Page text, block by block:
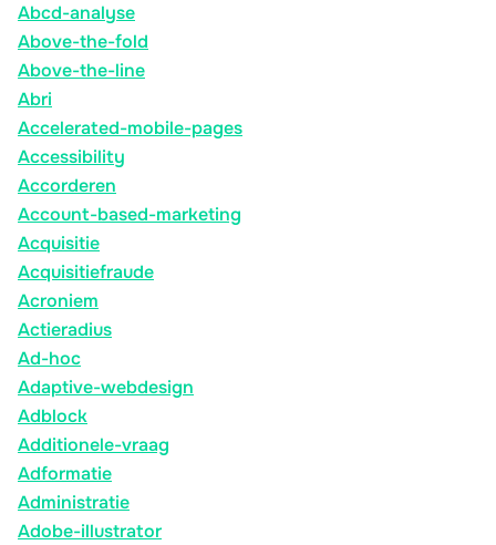
Abcd-analyse
Above-the-fold
Above-the-line
Abri
Accelerated-mobile-pages
Accessibility
Accorderen
Account-based-marketing
Acquisitie
Acquisitiefraude
Acroniem
Actieradius
Ad-hoc
Adaptive-webdesign
Adblock
Additionele-vraag
Adformatie
Administratie
Adobe-illustrator